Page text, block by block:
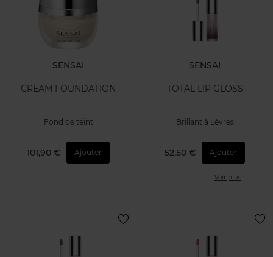
SENSAI
CREAM FOUNDATION
Fond de teint
101,90 € Ajouter
SENSAI
TOTAL LIP GLOSS
Brillant à Lèvres
52,50 € Ajouter
Voir plus